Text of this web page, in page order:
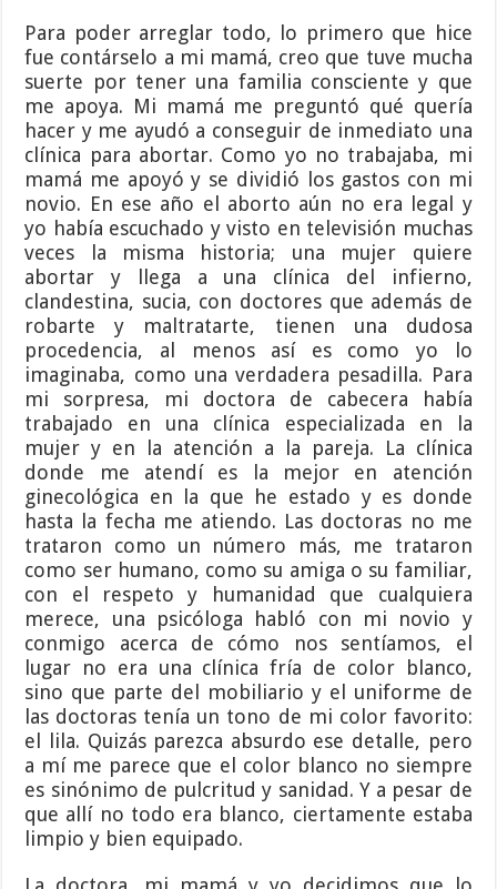
Para poder arreglar todo, lo primero que hice
fue contárselo a mi mamá, creo que tuve mucha
suerte por tener una familia consciente y que
me apoya. Mi mamá me preguntó qué quería
hacer y me ayudó a conseguir de inmediato una
clínica para abortar. Como yo no trabajaba, mi
mamá me apoyó y se dividió los gastos con mi
novio. En ese año el aborto aún no era legal y
yo había escuchado y visto en televisión muchas
veces la misma historia; una mujer quiere
abortar y llega a una clínica del infierno,
clandestina, sucia, con doctores que además de
robarte y maltratarte, tienen una dudosa
procedencia, al menos así es como yo lo
imaginaba, como una verdadera pesadilla. Para
mi sorpresa, mi doctora de cabecera había
trabajado en una clínica especializada en la
mujer y en la atención a la pareja. La clínica
donde me atendí es la mejor en atención
ginecológica en la que he estado y es donde
hasta la fecha me atiendo. Las doctoras no me
trataron como un número más, me trataron
como ser humano, como su amiga o su familiar,
con el respeto y humanidad que cualquiera
merece, una psicóloga habló con mi novio y
conmigo acerca de cómo nos sentíamos, el
lugar no era una clínica fría de color blanco,
sino que parte del mobiliario y el uniforme de
las doctoras tenía un tono de mi color favorito:
el lila. Quizás parezca absurdo ese detalle, pero
a mí me parece que el color blanco no siempre
es sinónimo de pulcritud y sanidad. Y a pesar de
que allí no todo era blanco, ciertamente estaba
limpio y bien equipado.